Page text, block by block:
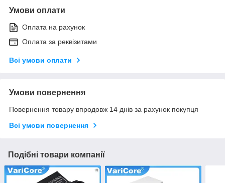
Умови оплати
Оплата на рахунок
Оплата за реквізитами
Всі умови оплати
Умови повернення
Повернення товару впродовж 14 днів за рахунок покупця
Всі умови повернення
Подібні товари компанії